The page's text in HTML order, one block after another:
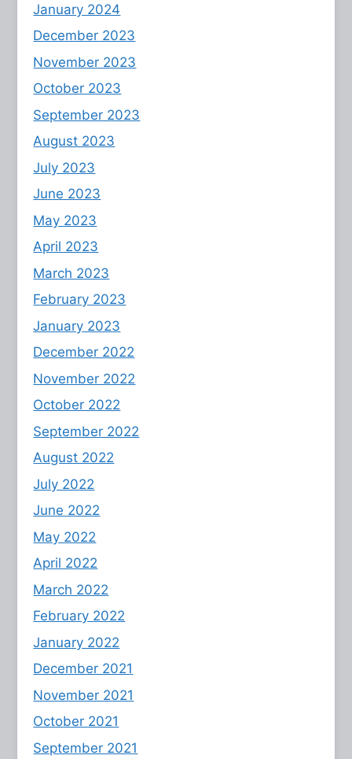
January 2024
December 2023
November 2023
October 2023
September 2023
August 2023
July 2023
June 2023
May 2023
April 2023
March 2023
February 2023
January 2023
December 2022
November 2022
October 2022
September 2022
August 2022
July 2022
June 2022
May 2022
April 2022
March 2022
February 2022
January 2022
December 2021
November 2021
October 2021
September 2021